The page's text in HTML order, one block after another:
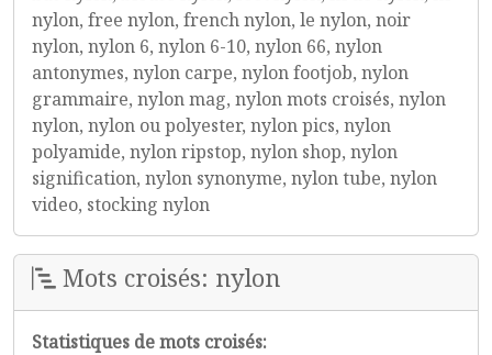
nylon, free nylon, french nylon, le nylon, noir
nylon, nylon 6, nylon 6-10, nylon 66, nylon
antonymes, nylon carpe, nylon footjob, nylon
grammaire, nylon mag, nylon mots croisés, nylon
nylon, nylon ou polyester, nylon pics, nylon
polyamide, nylon ripstop, nylon shop, nylon
signification, nylon synonyme, nylon tube, nylon
video, stocking nylon
Mots croisés: nylon
Statistiques de mots croisés: